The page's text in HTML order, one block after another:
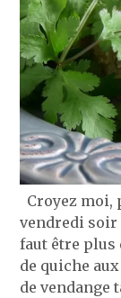
Croyez moi,
vendredi soir
faut être plus
de quiche
de vendange